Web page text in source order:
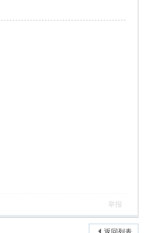
举报